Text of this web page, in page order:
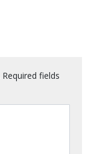
Required fields